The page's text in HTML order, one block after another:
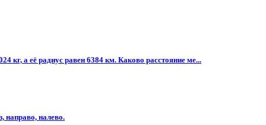
кг, а её радиус равен 6384 км. Каково расстояние ме...
направо, налево.